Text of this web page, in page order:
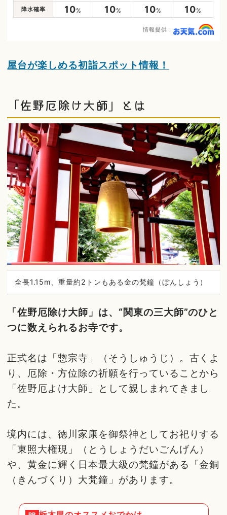
降水確率 10% 10% 10% 10%
情報提供：
屋台が楽しめる初詣スポット情報！
「佐野厄除け大師」とは
全長1.15m、重量約2トンもある金の梵鐘（ぼんしょう）
「佐野厄除け大師」は、“関東の三大師”のひと
つに数えられるお寺です。
正式名は「惣宗寺」（そうしゅうじ）。古くよ
り、厄除・方位除の祈願を行っていることから
「佐野厄よけ大師」として親しまれてきまし
た。
境内には、徳川家康を御祭神としてお祀りする
「東照大権現」（とうしょうだいごんげん）
や、黄金に輝く日本最大級の梵鐘がある「金銅
（きんづくり）大梵鐘」があります。